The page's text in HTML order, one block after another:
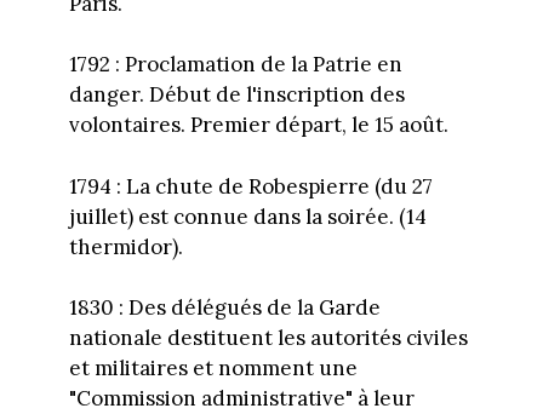
1792 : Proclamation de la Patrie en
danger. Début de l'inscription des
volontaires. Premier départ, le 15 août.
1794 : La chute de Robespierre (du 27
juillet) est connue dans la soirée. (14
thermidor).
1830 : Des délégués de la Garde
nationale destituent les autorités civiles
et militaires et nomment une
"Commission administrative" à leur